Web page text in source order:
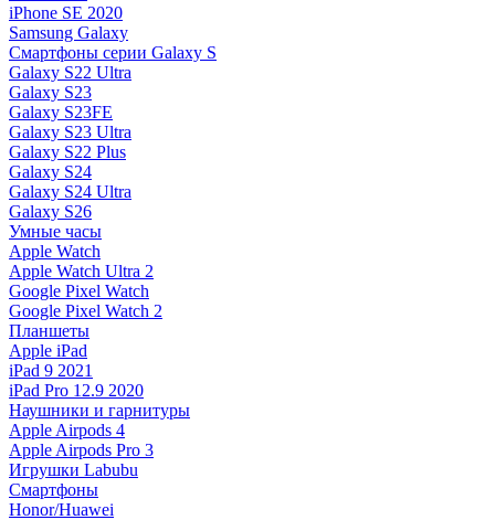
iPhone SE 2020
Samsung Galaxy
Смартфоны серии Galaxy S
Galaxy S22 Ultra
Galaxy S23
Galaxy S23FE
Galaxy S23 Ultra
Galaxy S22 Plus
Galaxy S24
Galaxy S24 Ultra
Galaxy S26
Умные часы
Apple Watch
Apple Watch Ultra 2
Google Pixel Watch
Google Pixel Watch 2
Планшеты
Apple iPad
iPad 9 2021
iPad Pro 12.9 2020
Наушники и гарнитуры
Apple Airpods 4
Apple Airpods Pro 3
Игрушки Labubu
Смартфоны
Honor/Huawei